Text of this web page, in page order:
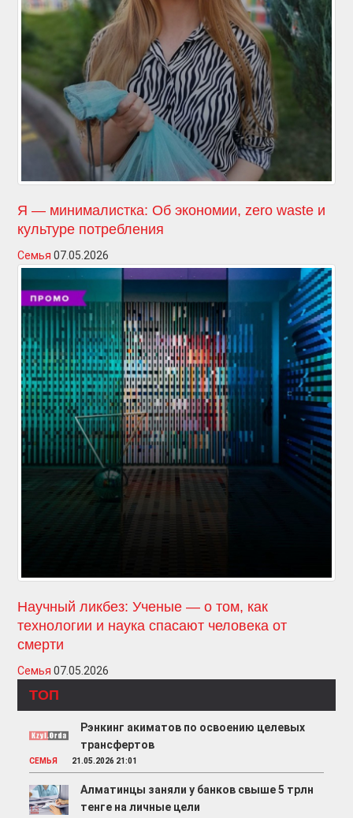
Я — минималистка: Об экономии, zero waste и
культуре потребления
Семья 07.05.2026
Научный ликбез: Ученые — о том, как
технологии и наука спасают человека от
смерти
Семья 07.05.2026
ТОП
Рэнкинг акиматов по освоению целевых
трансфертов
СЕМЬЯ 21.05.2026 21:01
Алматинцы заняли у банков свыше 5 трлн
тенге на личные цели